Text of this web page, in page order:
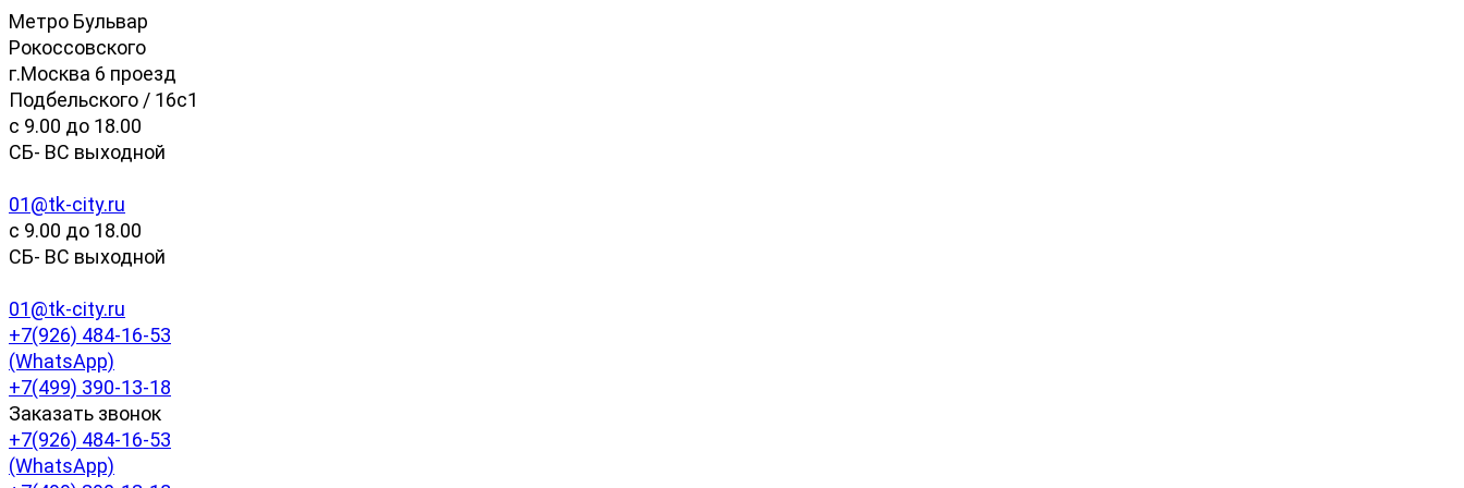
Метро Бульвар
Рокоссовского
г.Москва 6 проезд
Подбельского / 16с1
c 9.00 до 18.00
СБ- ВС выходной
01@tk-city.ru
c 9.00 до 18.00
СБ- ВС выходной
01@tk-city.ru
+7(926) 484-16-53
(WhatsApp)
+7(499) 390-13-18
Заказать звонок
+7(926) 484-16-53
(WhatsApp)